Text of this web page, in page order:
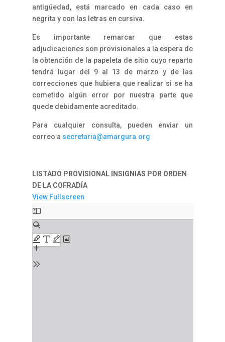
antigüedad, está marcado en cada caso en
negrita y con las letras en cursiva.
Es importante remarcar que estas
adjudicaciones son provisionales a la espera de
la obtención de la papeleta de sitio cuyo reparto
tendrá lugar del 9 al 13 de marzo y de las
correcciones que hubiera que realizar si se ha
cometido algún error por nuestra parte que
quede debidamente acreditado.
Para cualquier consulta, pueden enviar un
correo a secretaria@amargura.org
LISTADO PROVISIONAL INSIGNIAS POR ORDEN
DE LA COFRADÍA
View Fullscreen
Saltar
al
contenido
del